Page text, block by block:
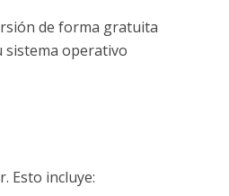
de forma gratuita
sistema operativo
Esto incluye: